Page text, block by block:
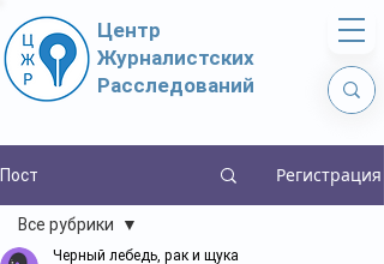
Центр
Журналистских
Расследований
Пост Регистрация
Все рубрики
Черный лебедь, рак и щука